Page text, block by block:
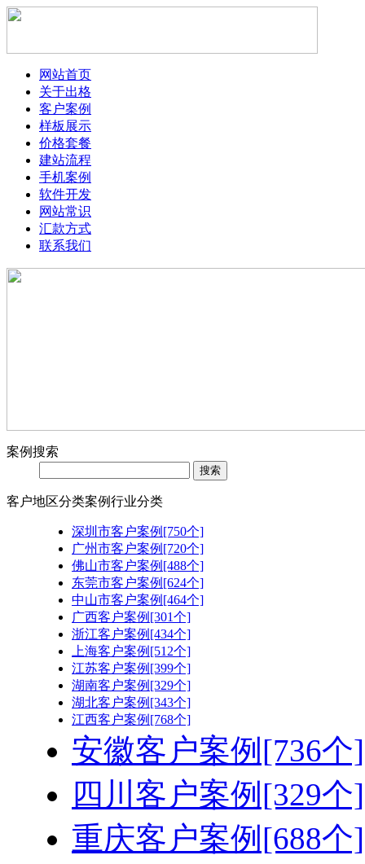
网站首页
关于出格
客户案例
样板展示
价格套餐
建站流程
手机案例
软件开发
网站常识
汇款方式
联系我们
案例搜索
客户地区分类案例行业分类
深圳市客户案例[750个]
广州市客户案例[720个]
佛山市客户案例[488个]
东莞市客户案例[624个]
中山市客户案例[464个]
广西客户案例[301个]
浙江客户案例[434个]
上海客户案例[512个]
江苏客户案例[399个]
湖南客户案例[329个]
湖北客户案例[343个]
江西客户案例[768个]
安徽客户案例[736个]
四川客户案例[329个]
重庆客户案例[688个]